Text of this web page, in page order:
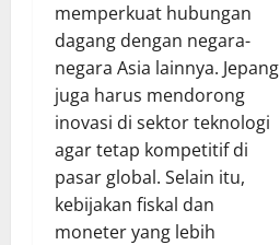
memperkuat hubungan
dagang dengan negara-
negara Asia lainnya. Jepang
juga harus mendorong
inovasi di sektor teknologi
agar tetap kompetitif di
pasar global. Selain itu,
kebijakan fiskal dan
moneter yang lebih